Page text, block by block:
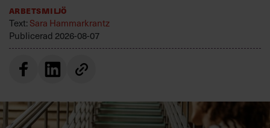
Arbetsmiljö
Text:Sara Hammarkrantz
Publicerad 2026-08-07